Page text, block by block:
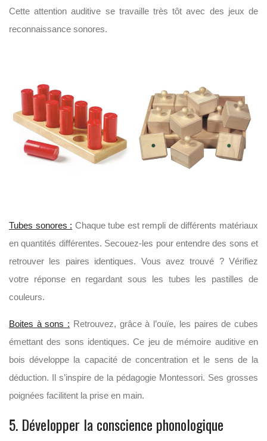
Cette attention auditive se travaille très tôt avec des jeux de
reconnaissance sonores.
Tubes sonores : Chaque tube est rempli de différents matériaux
en quantités différentes. Secouez-les pour entendre des sons et
retrouver les paires identiques. Vous avez trouvé ? Vérifiez
votre réponse en regardant sous les tubes les pastilles de
couleurs.
Boites à sons : Retrouvez, grâce à l’ouïe, les paires de cubes
émettant des sons identiques. Ce jeu de mémoire auditive en
bois développe la capacité de concentration et le sens de la
déduction. Il s’inspire de la pédagogie Montessori. Ses grosses
poignées facilitent la prise en main.
5. Développer la conscience phonologique